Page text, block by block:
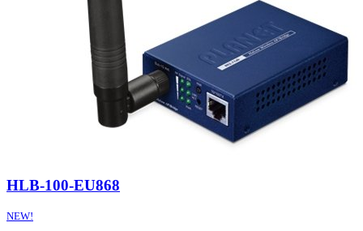
HLB-100-EU868
NEW!